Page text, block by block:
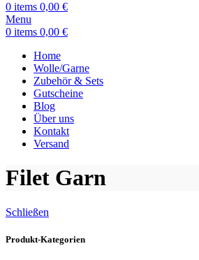
0 items 0,00 €
Menu
0 items 0,00 €
Home
Wolle/Garne
Zubehör & Sets
Gutscheine
Blog
Über uns
Kontakt
Versand
Filet Garn
Schließen
Produkt-Kategorien